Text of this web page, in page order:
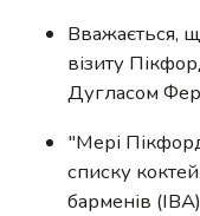
Вважається,
візиту
Дугласом
"Мері
списку
барменів